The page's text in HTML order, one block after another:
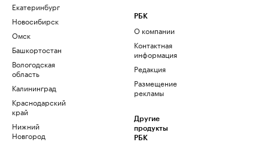
Екатеринбург
Новосибирск
Омск
Башкортостан
Вологодская
область
Калининград
Краснодарский
край
Нижний
Новгород
РБК
О компании
Контактная
информация
Редакция
Размещение
рекламы
Другие
продукты
РБК